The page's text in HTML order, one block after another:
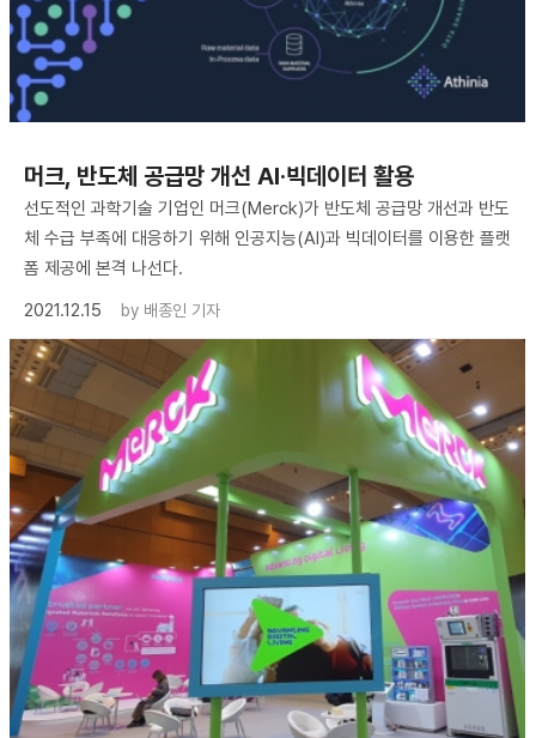
머크, 반도체 공급망 개선 AI·빅데이터 활용
선도적인 과학기술 기업인 머크(Merck)가 반도체 공급망 개선과 반도
체 수급 부족에 대응하기 위해 인공지능(AI)과 빅데이터를 이용한 플랫
폼 제공에 본격 나선다.
2021.12.15
by 배종인 기자